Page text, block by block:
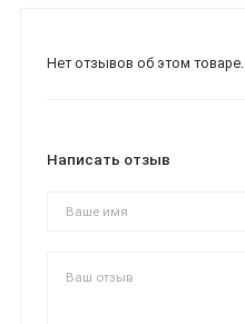
Нет отзывов об этом товаре.
Написать отзыв